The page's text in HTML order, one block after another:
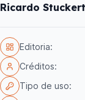
Ricardo
Editoria:
Créditos:
Tipo de uso: